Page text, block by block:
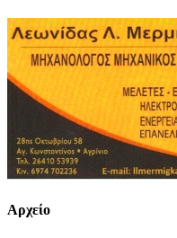
Αρχείο